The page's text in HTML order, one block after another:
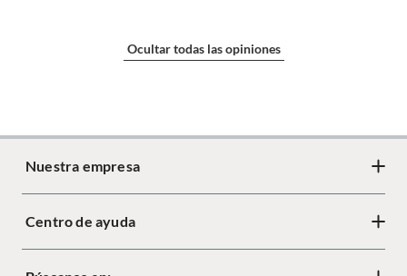
Ocultar todas las opiniones
Nuestra empresa
Acerca de Crate
Centro de ayuda